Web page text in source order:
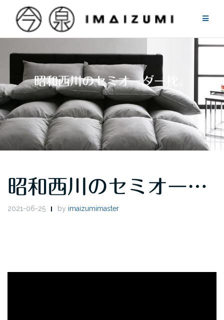
content
昭和西川のセミオーダー枕。
昭和西川のセミオー…
2021-06-25 by imaizumimaster